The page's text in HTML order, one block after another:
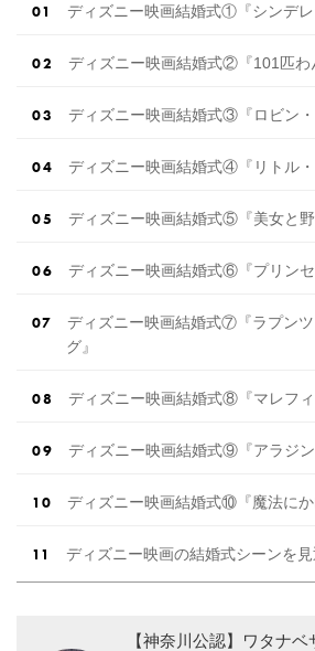
ディズニー映画結婚式①『シンデレ
ディズニー映画結婚式②『101匹わ
ディズニー映画結婚式③『ロビン・
ディズニー映画結婚式④『リトル・
ディズニー映画結婚式⑤『美女と野
ディズニー映画結婚式⑥『プリンセ
ディズニー映画結婚式⑦『ラプン
グ』
ディズニー映画結婚式⑧『マレフィ
ディズニー映画結婚式⑨『アラジン
ディズニー映画結婚式⑩『魔法にか
ディズニー映画の結婚式シーンを見
【神奈川公認】ワタナベ